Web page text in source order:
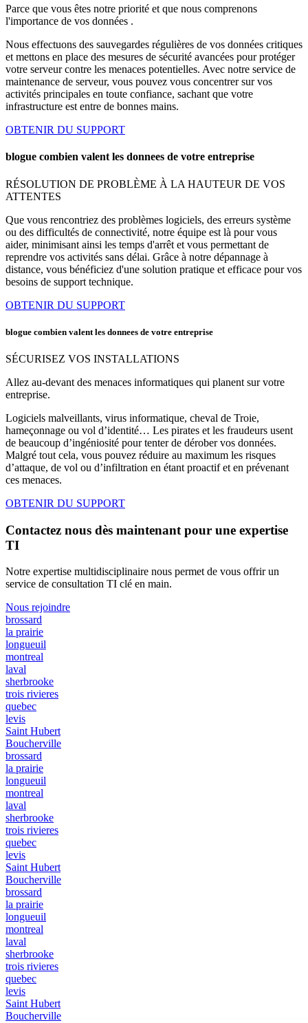
Parce que vous êtes notre priorité et que nous comprenons
l'importance de vos données .
Nous effectuons des sauvegardes régulières de vos données critiques
et mettons en place des mesures de sécurité avancées pour protéger
votre serveur contre les menaces potentielles. Avec notre service de
maintenance de serveur, vous pouvez vous concentrer sur vos
activités principales en toute confiance, sachant que votre
infrastructure est entre de bonnes mains.
OBTENIR DU SUPPORT
blogue combien valent les donnees de votre entreprise
RÉSOLUTION DE PROBLÈME À LA HAUTEUR DE VOS
ATTENTES
Que vous rencontriez des problèmes logiciels, des erreurs système
ou des difficultés de connectivité, notre équipe est là pour vous
aider, minimisant ainsi les temps d'arrêt et vous permettant de
reprendre vos activités sans délai. Grâce à notre dépannage à
distance, vous bénéficiez d'une solution pratique et efficace pour vos
besoins de support technique.
OBTENIR DU SUPPORT
blogue combien valent les donnees de votre entreprise
SÉCURISEZ VOS INSTALLATIONS
Allez au-devant des menaces informatiques qui planent sur votre
entreprise.
Logiciels malveillants, virus informatique, cheval de Troie,
hameçonnage ou vol d’identité… Les pirates et les fraudeurs usent
de beaucoup d’ingéniosité pour tenter de dérober vos données.
Malgré tout cela, vous pouvez réduire au maximum les risques
d’attaque, de vol ou d’infiltration en étant proactif et en prévenant
ces menaces.
OBTENIR DU SUPPORT
Contactez nous dès maintenant pour une expertise
TI
Notre expertise multidisciplinaire nous permet de vous offrir un
service de consultation TI clé en main.
Nous rejoindre
brossard
la prairie
longueuil
montreal
laval
sherbrooke
trois rivieres
quebec
levis
Saint Hubert
Boucherville
brossard
la prairie
longueuil
montreal
laval
sherbrooke
trois rivieres
quebec
levis
Saint Hubert
Boucherville
brossard
la prairie
longueuil
montreal
laval
sherbrooke
trois rivieres
quebec
levis
Saint Hubert
Boucherville